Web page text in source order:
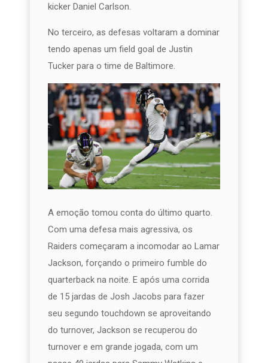
kicker Daniel Carlson.
No terceiro, as defesas voltaram a dominar
tendo apenas um field goal de Justin
Tucker para o time de Baltimore.
A emoção tomou conta do último quarto.
Com uma defesa mais agressiva, os
Raiders começaram a incomodar ao Lamar
Jackson, forçando o primeiro fumble do
quarterback na noite. E após uma corrida
de 15 jardas de Josh Jacobs para fazer
seu segundo touchdown se aproveitando
do turnover, Jackson se recuperou do
turnover e em grande jogada, com um